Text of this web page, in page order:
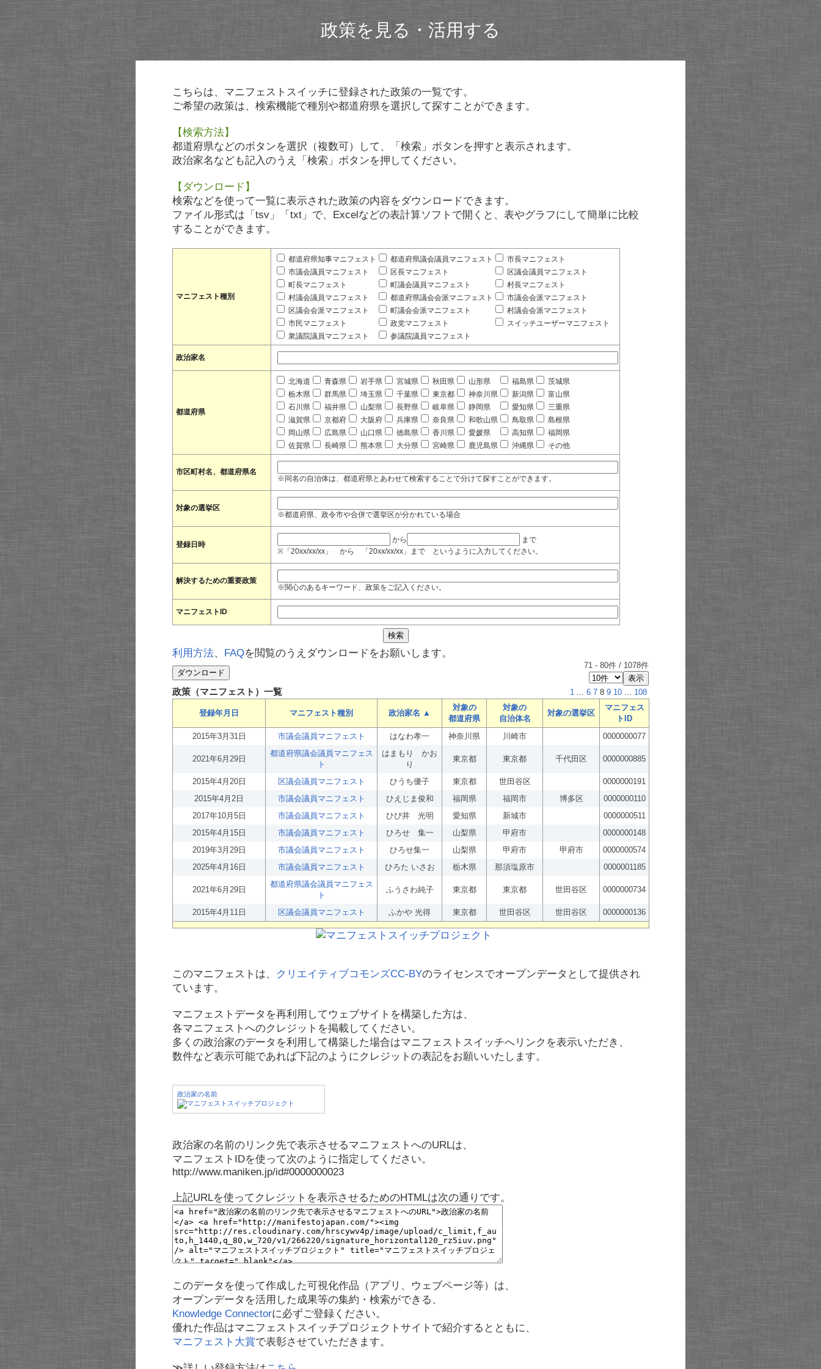
政策を見る・活用する
こちらは、マニフェストスイッチに登録された政策の一覧です。
ご希望の政策は、検索機能で種別や都道府県を選択して探すことができます。
【検索方法】
都道府県などのボタンを選択（複数可）して、「検索」ボタンを押すと表示されます。
政治家名なども記入のうえ「検索」ボタンを押してください。
【ダウンロード】
検索などを使って一覧に表示された政策の内容をダウンロードできます。
ファイル形式は「tsv」「txt」で、Excelなどの表計算ソフトで開くと、表やグラフにして簡単に比較
することができます。
マニフェスト種別
都道府県知事マニフェスト 都道府県議会議員マニフェスト
市長マニフェスト
市議会議員マニフェスト
区長マニフェスト
区議会議員マニフェスト
町長マニフェスト
町議会議員マニフェスト
村長マニフェスト
村議会議員マニフェスト
都道府県議会会派マニフェスト
市議会会派マニフェスト
区議会会派マニフェスト
町議会会派マニフェスト
村議会会派マニフェスト
市民マニフェスト
政党マニフェスト
スイッチユーザーマニフェスト
衆議院議員マニフェスト
参議院議員マニフェスト
政治家名
都道府県
北海道 青森県 岩手県 宮城県 秋田県 山形県 福島県
茨城県
栃木県
群馬県 埼玉県 千葉県 東京都 神奈川県 新潟県
富山県
石川県
福井県 山梨県 長野県 岐阜県 静岡県 愛知県
三重県
滋賀県
京都府 大阪府 兵庫県 奈良県 和歌山県 鳥取県
島根県
岡山県
広島県 山口県 徳島県 香川県 愛媛県 高知県
福岡県
佐賀県
長崎県 熊本県 大分県 宮崎県 鹿児島県 沖縄県 その他
市区町村名、都道府県名
※同名の自治体は、都道府県とあわせて検索することで分けて探すことができます。
対象の選挙区
※都道府県、政令市や合併で選挙区が分かれている場合
登録日時
から
まで
※「20xx/xx/xx」 から 「20xx/xx/xx」まで というように入力してください。
解決するための重要政策
※関心のあるキーワード、政策をご記入ください。
マニフェストID
利用方法、 FAQを閲覧のうえダウンロードをお願いします。
71 - 80件 / 1078件
政策（マニフェスト）一覧 1 ... 6 7 8 9 10 ... 108
登録年月日 マニフェスト種別 政治家名 ▲
対象の
都道府県
対象の
自治体名
対象の選挙区
マニフェス
トID
2015年3月31日
市議会議員マニフェスト はなわ孝一 神奈川県 川崎市 0000000077
2021年6月29日
都道府県議会議員マニフェス
ト
はまもり かお
り
東京都 東京都 千代田区 0000000885
2015年4月20日 区議会議員マニフェスト ひうち優子 東京都 世田谷区
0000000191
2015年4月2日
市議会議員マニフェスト ひえじま俊和 福岡県 福岡市 博多区
0000000110
2017年10月5日
市議会議員マニフェスト ひび井 光明 愛知県 新城市
0000000511
2015年4月15日
市議会議員マニフェスト ひろせ 集一 山梨県 甲府市
0000000148
2019年3月29日
市議会議員マニフェスト ひろせ集一 山梨県 甲府市 甲府市
0000000574
2025年4月16日
市議会議員マニフェスト ひろた いさお 栃木県 那須塩原市 0000001185
2021年6月29日
都道府県議会議員マニフェス
ト
ふうさわ純子 東京都 東京都 世田谷区 0000000734
2015年4月11日 区議会議員マニフェスト ふかや 光得 東京都 世田谷区 世田谷区 0000000136
このマニフェストは、 クリエイティブコモンズCC-BYのライセンスでオープンデータとして提供され
ています。
マニフェストデータを再利用してウェブサイトを構築した方は、
各マニフェストへのクレジットを掲載してください。
多くの政治家のデータを利用して構築した場合はマニフェストスイッチへリンクを表示いただき、
数件など表示可能であれば下記のようにクレジットの表記をお願いいたします。
政治家の名前
政治家の名前のリンク先で表示させるマニフェストへのURLは、
マニフェストIDを使って次のように指定してください。
http://www.maniken.jp/id#0000000023
上記URLを使ってクレジットを表示させるためのHTMLは次の通りです。
このデータを使って作成した可視化作品（アプリ、ウェブページ等）は、
オープンデータを活用した成果等の集約・検索ができる、
Knowledge Connectorに必ずご登録ください。
優れた作品はマニフェストスイッチプロジェクトサイトで紹介するとともに、
マニフェスト大賞で表彰させていただきます。